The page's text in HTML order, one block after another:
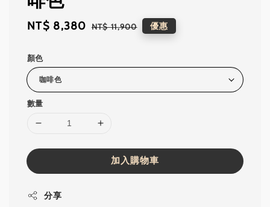
Sale
NT$ 8,380 Regular
NT$ 11,900 優惠
顏色
數量
加入購物車
分享